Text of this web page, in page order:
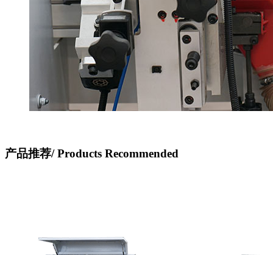
产品推荐/Products Recommended